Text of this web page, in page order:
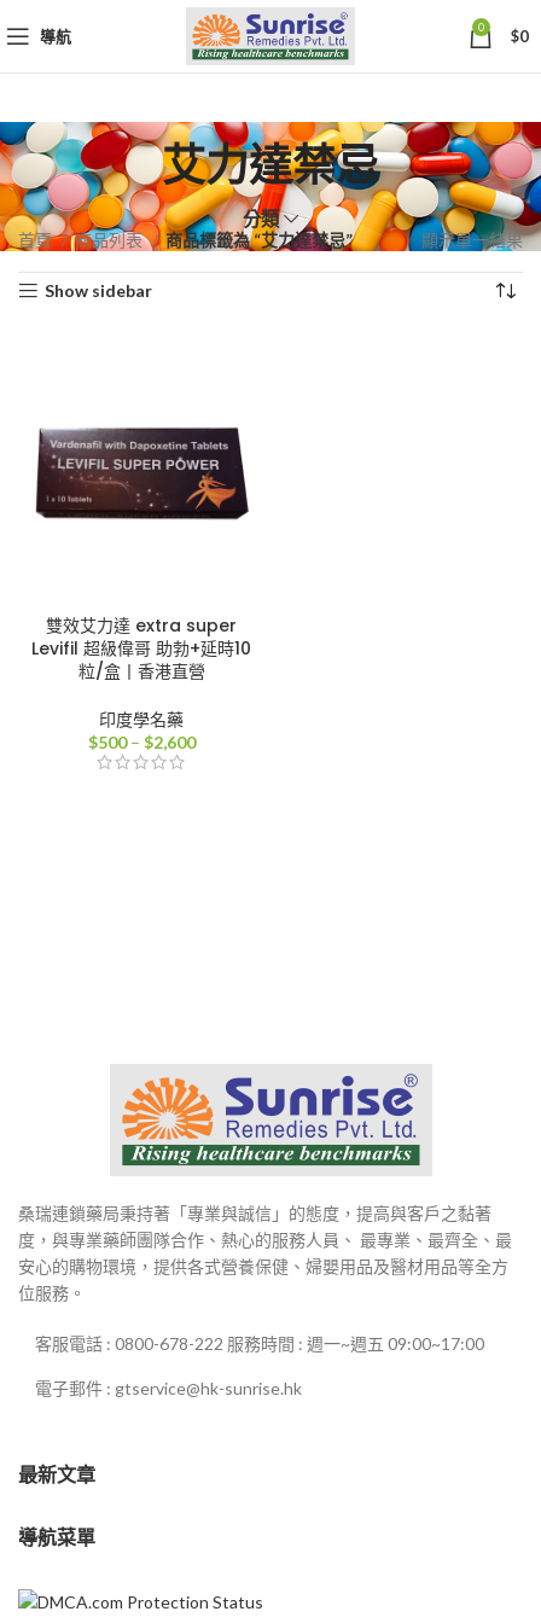
導航 0 $0
艾力達禁忌
分類
首頁 商品列表 商品標籤為 “艾力達禁忌” 顯示單一結果
Show sidebar
雙效艾力達 extra super
Levifil 超級偉哥 助勃+延時10
粒/盒丨香港直營
印度學名藥
$500 – $2,600價
桑瑞連鎖藥局秉持著「專業與誠信」的態度，提高與客戶之黏著
度，與專業藥師團隊合作、熱心的服務人員、 最專業、最齊全、最
安心的購物環境，提供各式營養保健、婦嬰用品及醫材用品等全方
位服務。
客服電話 : 0800-678-222 服務時間 : 週一~週五 09:00~17:00
電子郵件 : gtservice@hk-sunrise.hk
最新文章
導航菜單